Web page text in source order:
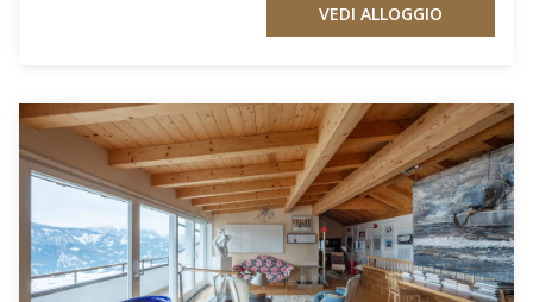
VEDI ALLOGGIO